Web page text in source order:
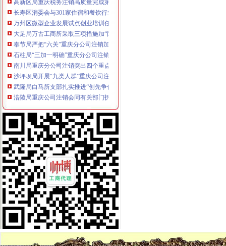
长寿区消委会与301家住宿和餐饮行业经营者签订承诺书
万州区微型企业发展试点创业培训任务圆满完成
大足局万古工商所采取三项措施加“两节”重庆分公司注销食品安全监管
奉节局严把“六关”重庆分公司注销加微型企业创业能力审查
石柱局“三加一明确”重庆分公司注销稳步推进微型企业扶持发展工作
南川局重庆分公司注销突出四个重点全面加基层基础建设
沙坪坝局开展“九类人群”重庆公司注销提高创业扶持针对
武隆局白马所支部扎实推进“创先争优”重庆代办公司活动
涪陵局重庆公司注销会同有关部门拆除城区87块大型户外广告牌
巫溪局三措施确保两节食品市重庆营业执照注销场消费安全
璧山局重庆税务注销查处取缔农村地区网吧成效明显
永川局在基层工商所推行“三项制度”重庆税务注销提高服务水平
合川局重庆营业执照注销采取倒记时工作制度确保微企业发展试点工作圆满完成
綦江县人大常委会采取六大行动助推微型企业发展
梁平局“四化”重庆税务注销加月饼市场监管
童小平副市重庆代办公司长对微型企业发展工作提出三项要求
全市重庆税务注销工商系统全面学习宣市委三届七次全委会精
企业处立足服务扎实开展“一讲二评三公示”重庆代办公司
江津局经检执法支队被区授予“江津区五佳行政执法机构”重庆公司注销称号
云局以“五个一”重庆营业执照注销为抓手提高政务信息工作水平
市重庆公司注销局12315综合指挥调度中心9月份第1周受理况
巫山局重庆营业执照注销食品安全培训工作呈现三个点
石柱局“四个到位”重庆分公司注销化校园周边食品市场监管